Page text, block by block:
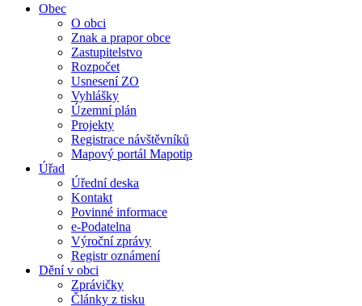
Obec
O obci
Znak a prapor obce
Zastupitelstvo
Rozpočet
Usnesení ZO
Vyhlášky
Územní plán
Projekty
Registrace návštěvníků
Mapový portál Mapotip
Úřad
Úřední deska
Kontakt
Povinné informace
e-Podatelna
Výroční zprávy
Registr oznámení
Dění v obci
Zprávičky
Články z tisku